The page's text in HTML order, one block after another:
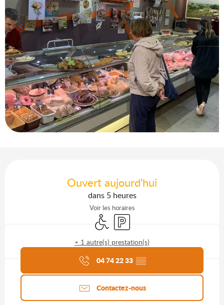
Ouvert aujourd'hui
dans 5 heures
Voir les horaires
Accès handicapés
Parking
+ 1 autre(s) prestation(s)
Agenda du moment
04 74 22 33 ▒▒
Contactez-nous